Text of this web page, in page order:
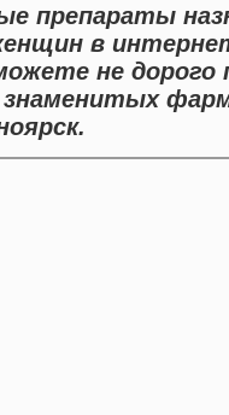
препараты
в
не дорого